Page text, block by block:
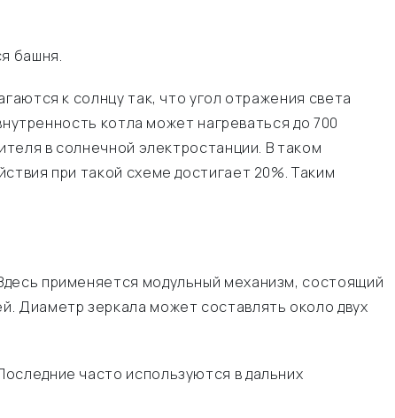
башня.
к солнцу так, что угол отражения света
котла может нагреваться до 700
в солнечной электростанции. В таком
при такой схеме достигает 20%. Таким
применяется модульный механизм, состоящий
Диаметр зеркала может составлять около двух
часто используются в дальних